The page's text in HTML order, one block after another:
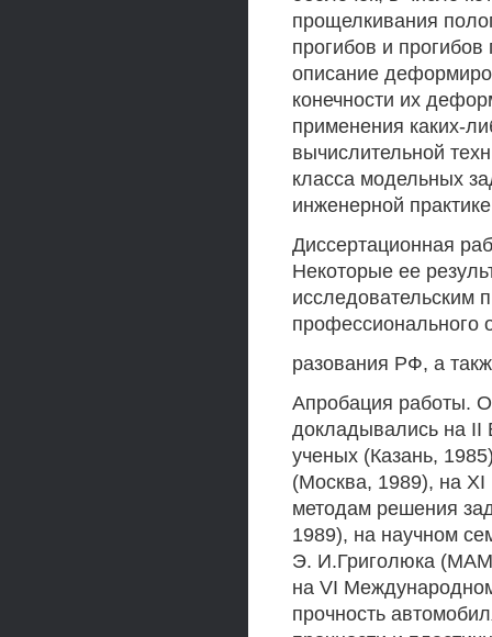
прощелкивания
прогибов и
описание
конечности их
применения каких-
вычислительной
класса модельных
инженерной
Диссертационная
Некоторые ее
исследовательским
профессионального
разования РФ, а
Апробация работы.
докладывались на
ученых (Казань,
(Москва, 1989), на
методам решения
1989), на научном
Э. И.Григолюка
на VI
прочность